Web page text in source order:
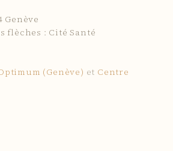
Genève
flèches : Cité Santé
(Genève) et Centre